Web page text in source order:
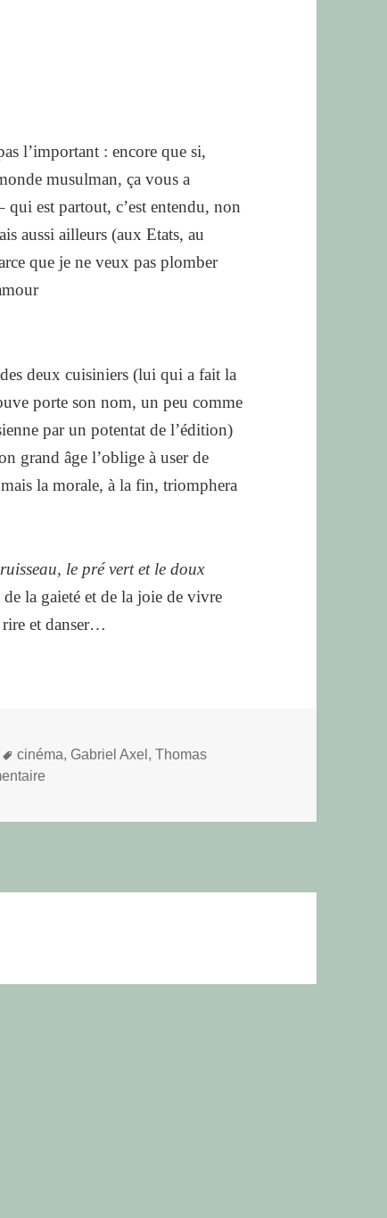
l’important : encore que si,
musulman, ça vous a
est partout, c’est entendu, non
aussi ailleurs (aux Etats, au
que je ne veux pas plomber
deux cuisiniers (lui qui a fait la
porte son nom, un peu comme
par un potentat de l’édition)
grand âge l’oblige à user de
la morale, à la fin, triomphera
le pré vert et le doux
la gaieté et de la joie de vivre
rire et danser…
Mots-
clés
cinéma, Gabriel Axel ,Thomas